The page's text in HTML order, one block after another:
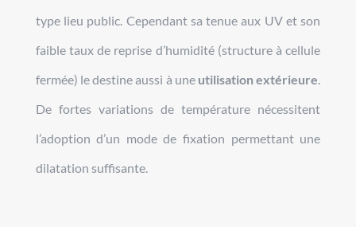
type lieu public. Cependant sa tenue aux UV et son
faible taux de reprise d’humidité (structure à cellule
fermée) le destine aussi à une utilisation extérieure.
De fortes variations de température nécessitent
l’adoption d’un mode de fixation permettant une
dilatation suffisante.